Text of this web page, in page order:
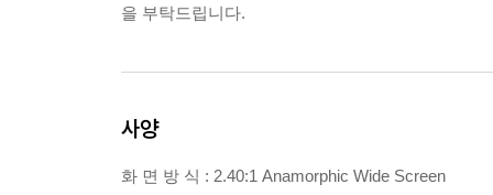
을 부탁드립니다.
사양
화 면 방 식 : 2.40:1 Anamorphic Wide Screen